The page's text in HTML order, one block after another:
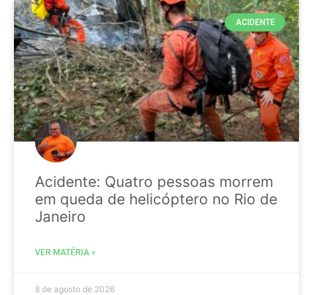
ACIDENTE
Acidente: Quatro pessoas morrem
em queda de helicóptero no Rio de
Janeiro
VER MATÉRIA »
8 de agosto de 2026